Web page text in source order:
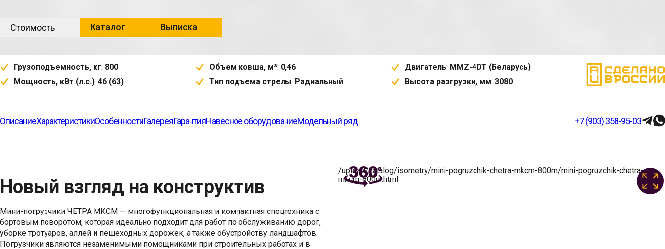
Стоимость Каталог Выписка
Грузоподъемность, кг: 800 Объем ковша, м³: 0,46 Двигатель: MMZ-4DT (Беларусь)
Мощность, кВт (л.с.): 46 (63) Тип подъема стрелы: Радиальный Высота разгрузки, мм:3080
ОписаниеХарактеристикиОсобенностиГалереяГарантияНавесное оборудованиеМодельный ряд +7 (903) 358-95-03
Новый взгляд на конструктив
Мини-погрузчики ЧЕТРА МКСМ — многофункциональная и компактная спецтехника с
бортовым поворотом, которая идеально подходит для работ по обслуживанию дорог,
уборке тротуаров, аллей и пешеходных дорожек, а также обустройству ландшафтов.
Погрузчики являются незаменимыми помощниками при строительных работах и в
/upload/catalog/isometry/mini-pogruzchik-chetra-mkcm-800m/mini-pogruzchik-chetra-
mkcm-800m.html